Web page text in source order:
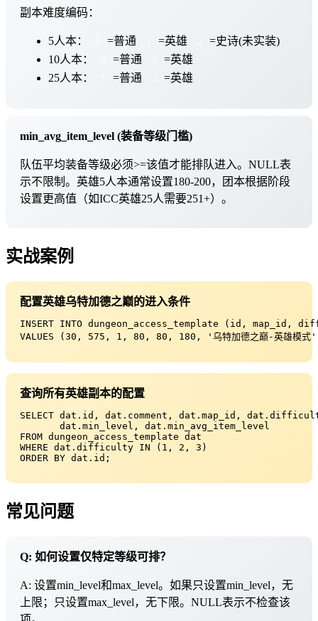
副本难度编码：
5人本： =普通 =英雄
=史诗(未实装)
10人本：
=普通
=英雄
25人本：
=普通 =英雄
min_avg_item_level (装备等级门槛)
队伍平均装备等级必须>=该值才能排队进入。NULL表
示不限制。英雄5人本通常设置180-200，团本根据阶段
设置更高值（如ICC英雄25人需要251+）。
实战案例
配置英雄乌特加德之巅的进入条件
INSERT INTO dungeon_access_template (id,
VALUES (30, 575, 1, 80, 80, 180, '乌特加德之巅-英雄模
查询所有英雄副本的配置
SELECT dat.id, dat.comment, dat.map_id,
       dat.min_level, dat.min_avg_item_level
FROM dungeon_access_template dat
WHERE dat.difficulty IN (1, 2, 3)
ORDER BY dat.id;
常见问题
Q: 如何设置仅特定等级可排？
A: 设置min_level和max_level。如果只设置min_level，无
上限；只设置max_level，无下限。NULL表示不检查该